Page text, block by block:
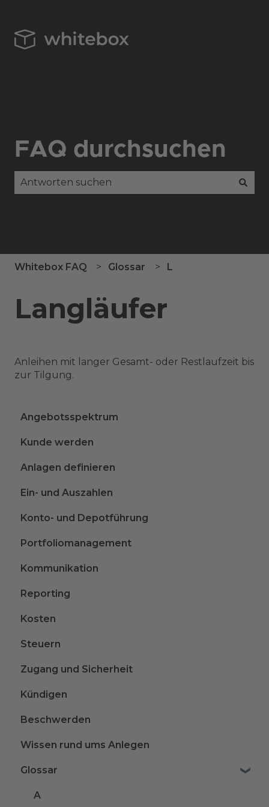
FAQ durchsuchen
Whitebox FAQ Glossar L
Langläufer
Anleihen mit langer Gesamt- oder Restlaufzeit bis
zur Tilgung.
Angebotsspektrum
Kunde werden
Anlagen definieren
Ein- und Auszahlen
Konto- und Depotführung
Portfoliomanagement
Kommunikation
Reporting
Kosten
Steuern
Zugang und Sicherheit
Kündigen
Beschwerden
Wissen rund ums Anlegen
Glossar
A